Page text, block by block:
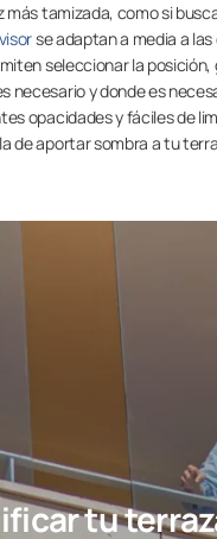
más tamizada, como si
se adaptan a media a
seleccionar la posición,
necesario y donde es
opacidades y fáciles de
de aportar sombra a tu
tu